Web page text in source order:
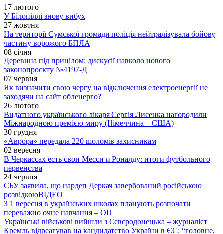
17 лютого
У Білопіллі знову вибух
27 жовтня
На території Сумської громади поліція нейтралізувала бойову
частину ворожого БПЛА
08 січня
Деревина під прицілом: дискусії навколо нового
законопроєкту №4197-Д
07 червня
Як визначити свою чергу на відключення електроенергії не
заходячи на сайт обленерго?
26 лютого
Видатного українського лікаря Сергія Лисенка нагородили
Міжнародною премією миру (Німеччина – США)
30 грудня
«Аврора» передала 220 шоломів захисникам
02 вересня
В Черкассах есть свои Месси и Роналду: итоги футбольного
первенства
24 червня
СБУ заявила, що нардеп Деркач завербований російською
розвідкоюВІДЕО
З 1 вересня в українських школах планують розпочати
переважно очне навчання – ОП
Українські військові вийшли з Сєвєродонецька – журналіст
Кремль відреагував на кандидатство України в ЄС: “головне,